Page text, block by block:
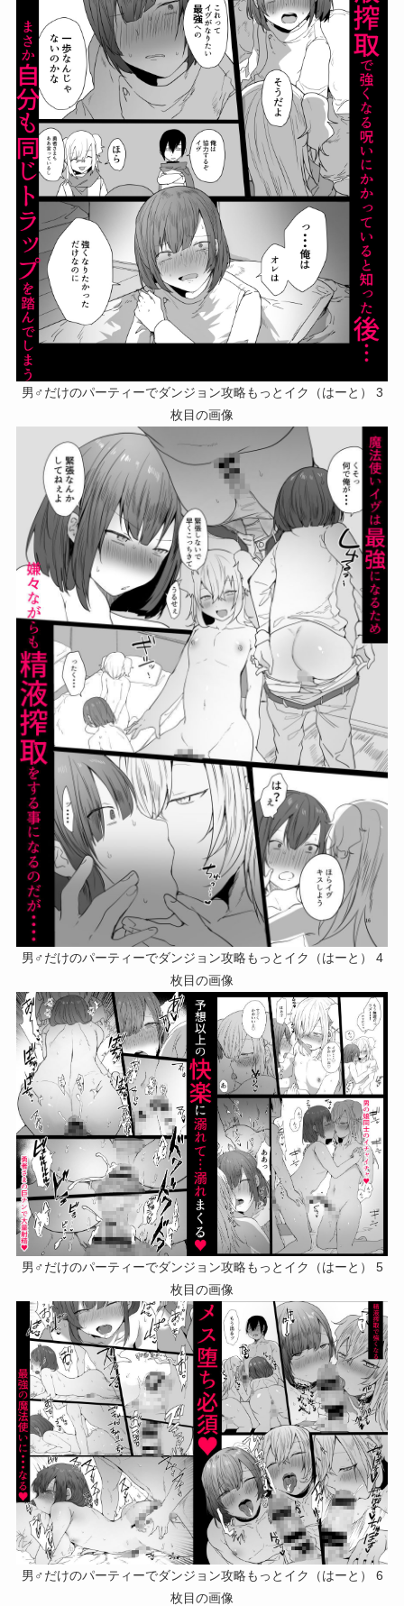
男♂だけのパーティーでダンジョン攻略もっとイク（はーと） 3
枚目の画像
男♂だけのパーティーでダンジョン攻略もっとイク（はーと） 4
枚目の画像
男♂だけのパーティーでダンジョン攻略もっとイク（はーと） 5
枚目の画像
男♂だけのパーティーでダンジョン攻略もっとイク（はーと） 6
枚目の画像